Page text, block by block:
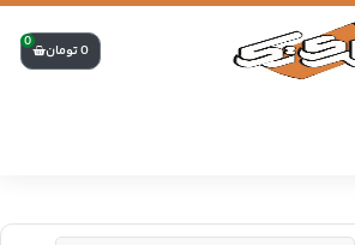
0تومان 0